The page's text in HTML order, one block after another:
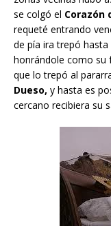
se colgó el Corazón
requeté entrando
de pía ira trepó
honrándole como su
que lo trepó al
Dueso, y hasta es
cercano recibiera su